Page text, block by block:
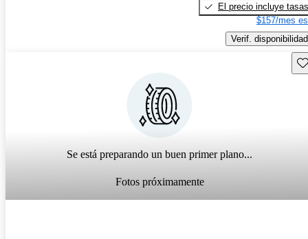
El precio incluye tasas
$157/mes
Verif. disponibilidad
Se está preparando un buen primer plano...
Fotos próximamente